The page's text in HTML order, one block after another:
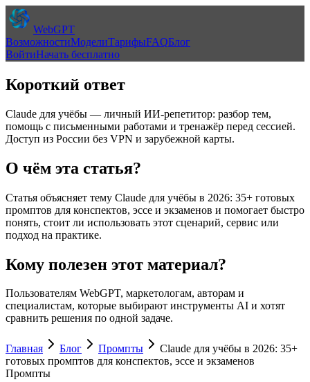
WebGPT
ВозможностиМоделиТарифыFAQБлог
ВойтиНачать бесплатно
Короткий ответ
Claude для учёбы — личный ИИ-репетитор: разбор тем,
помощь с письменными работами и тренажёр перед сессией.
Доступ из России без VPN и зарубежной карты.
О чём эта статья?
Статья объясняет тему Claude для учёбы в 2026: 35+ готовых
промптов для конспектов, эссе и экзаменов и помогает быстро
понять, стоит ли использовать этот сценарий, сервис или
подход на практике.
Кому полезен этот материал?
Пользователям WebGPT, маркетологам, авторам и
специалистам, которые выбирают инструменты AI и хотят
сравнить решения по одной задаче.
Главная Блог Промпты
Claude для учёбы в 2026: 35+
готовых промптов для конспектов, эссе и экзаменов
Промпты